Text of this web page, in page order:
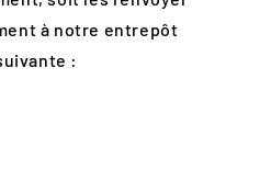
à notre entrepôt
: